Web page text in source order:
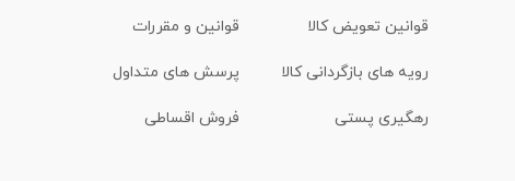
قوانین تعویض کالا قوانین و مقررات
رویه های بازگردانی کالا پرسش های متداول
رهگیری پستی فروش اقساطی